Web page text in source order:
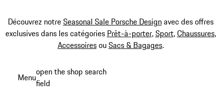
Découvrez notreSeasonal Sale Porsche Designavec des offres
exclusives dans les catégories Prêt-à-porter,Sport,Chaussures,
AccessoiresouSacs & Bagages.
Menuopen the shop search
field